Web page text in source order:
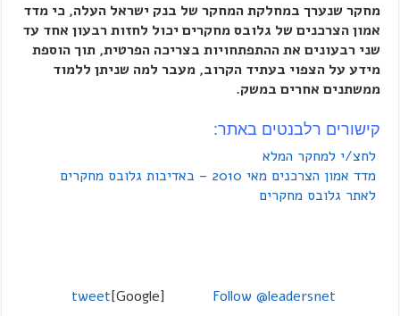
מחקר שנערך במחלקת המחקר של בנק ישראל העלה, כי מדד
אמון הצרכנים של גלובס מחקרים יכול לחזות רבעון אחד עד
שני רבעונים את ההתפתחויות בצריכה הפרטית, תוך הוספת
מידע על הצפוי בעתיד הקרוב, מעבר למה שניתן ללמוד
ממשתנים אחרים במשק.
קישורים רלבנטים באתר:
לחצ/י למחקר המלא
מדד אמון הצרכנים מאי 2010 – באדיבות גלובס מחקרים
לאתר גלובס מחקרים
tweet[Google] Follow @leadersnet